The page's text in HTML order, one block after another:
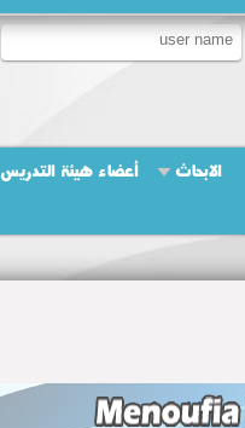
الابحاث أعضاء هيئة التدريس